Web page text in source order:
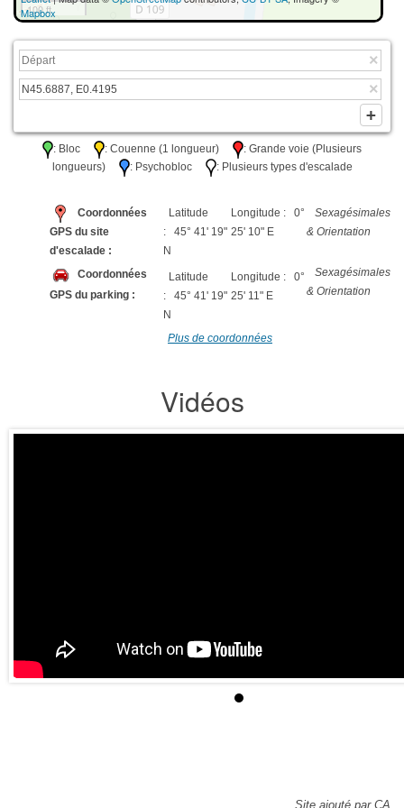
100 ft
Mapbox
: Bloc : Couenne (1 longueur)
: Grande voie (Plusieurs
longueurs)
: Psychobloc : Plusieurs types d'escalade
Coordonnées
GPS du site
d'escalade :
Latitude
: 45° 41' 19"
N
Longitude : 0°
25' 10" E
Sexagésimales
& Orientation
Coordonnées
GPS du parking :
Latitude
: 45° 41' 19"
N
Longitude : 0°
25' 11" E
Sexagésimales
& Orientation
Plus de coordonnées
Vidéos
Site ajouté par CA